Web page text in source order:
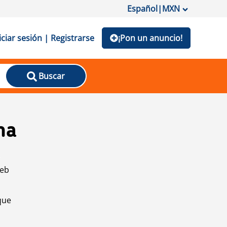
Español|MXN
sesión | Registrarse ¡Pon un anuncio!
Buscar